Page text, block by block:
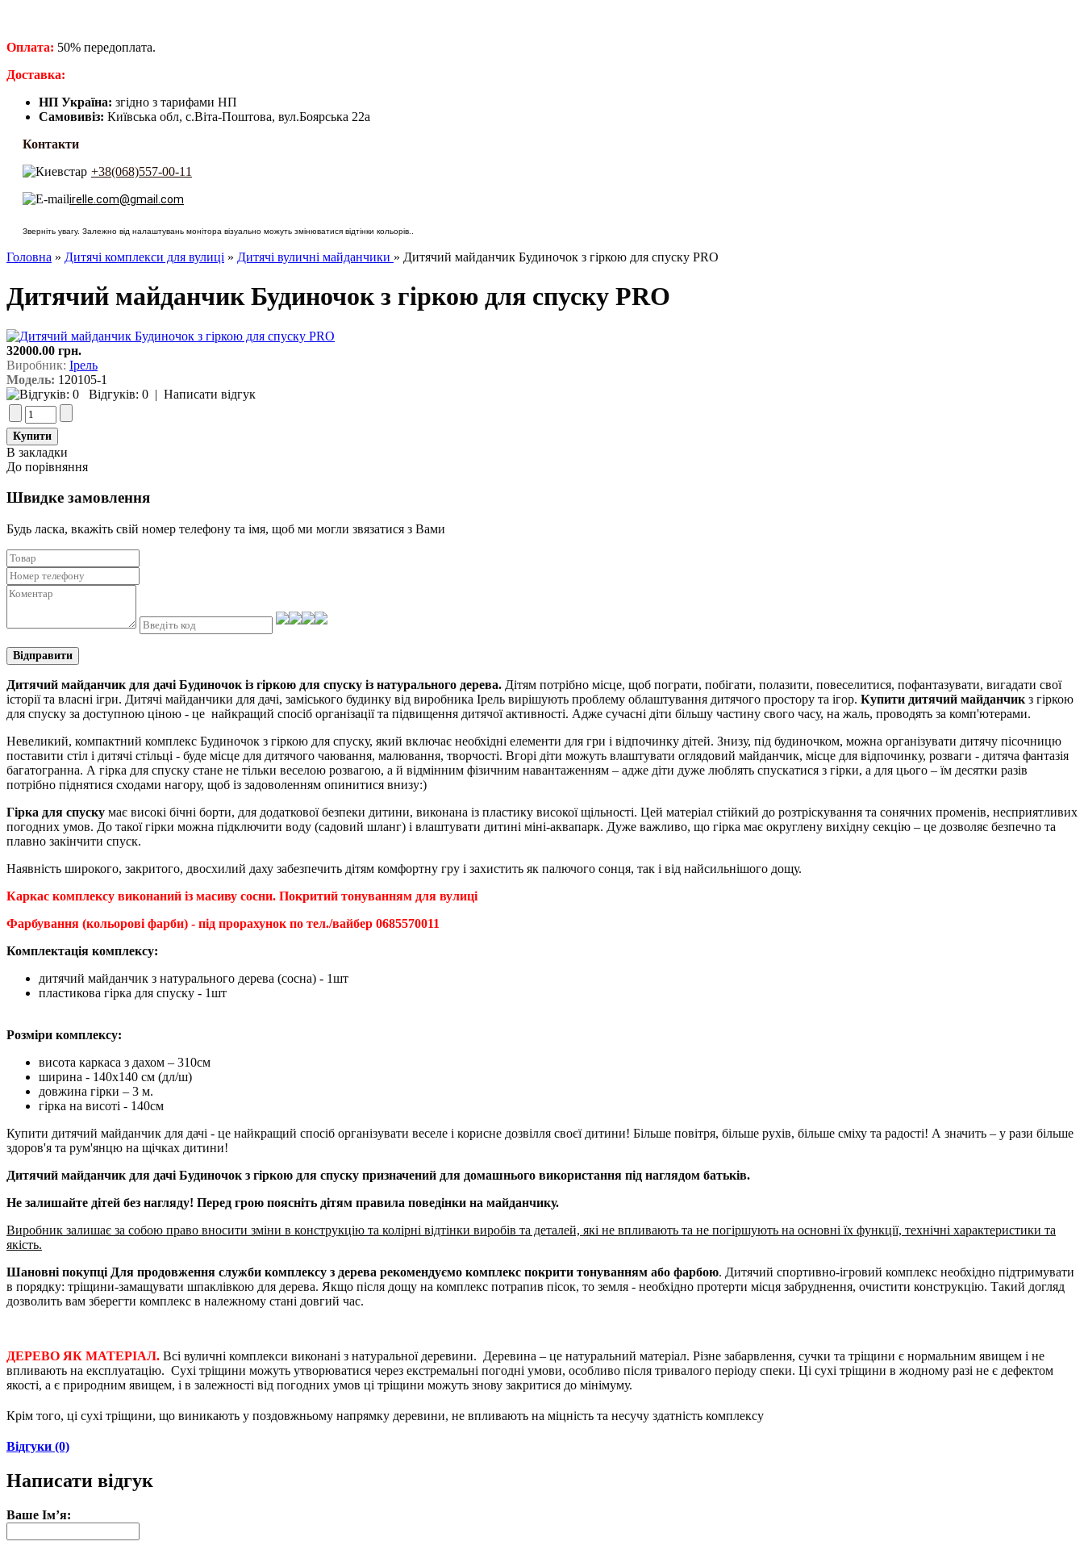
Оплата: 50% передоплата.
​Доставка:
НП Україна: згідно з тарифами НП
Самовивіз: Київська обл, с.Віта-Поштова, вул.Боярська 22а
Контакти
+38(068)557-00-11
irelle.com@gmail.com
Зверніть увагу. Залежно від налаштувань монітора візуально можуть змінюватися відтінки кольорів..
Головна » Дитячі комплекси для вулиці » Дитячі вуличні майданчики » Дитячий майданчик Будиночок з гіркою для спуску PRO
Дитячий майданчик Будиночок з гіркою для спуску PRO
32000.00 грн.
Виробник: Ірель
Модель: 120105-1
Відгуків: 0 | Написати відгук
В закладки
До порівняння
Швидке замовлення
Будь ласка, вкажіть свій номер телефону та iмя, щоб ми могли звязатися з Вами
Відправити
Дитячий майданчик для дачі Будиночок із гіркою для спуску із натурального дерева. Дітям потрібно місце, щоб пограти, побігати, полазити, повеселитися, пофантазувати, вигадати свої
історії та власні ігри. Дитячі майданчики для дачі, заміського будинку від виробника Ірель вирішують проблему облаштування дитячого простору та ігор. Купити дитячий майданчик з гіркою
для спуску за доступною ціною - це найкращий спосіб організації та підвищення дитячої активності. Адже сучасні діти більшу частину свого часу, на жаль, проводять за комп'ютерами.
Невеликий, компактний комплекс Будиночок з гіркою для спуску, який включає необхідні елементи для гри і відпочинку дітей. Знизу, під будиночком, можна організувати дитячу пісочницю
поставити стіл і дитячі стільці - буде місце для дитячого чаювання, малювання, творчості. Вгорі діти можуть влаштувати оглядовий майданчик, місце для відпочинку, розваги - дитяча фантазія
багатогранна. А гірка для спуску стане не тільки веселою розвагою, а й відмінним фізичним навантаженням – адже діти дуже люблять спускатися з гірки, а для цього – їм десятки разів
потрібно піднятися сходами нагору, щоб із задоволенням опинитися внизу:)
Гірка для спуску має високі бічні борти, для додаткової безпеки дитини, виконана із пластику високої щільності. Цей матеріал стійкий до розтріскування та сонячних променів, несприятливих
погодних умов. До такої гірки можна підключити воду (садовий шланг) і влаштувати дитині міні-аквапарк. Дуже важливо, що гірка має округлену вихідну секцію – це дозволяє безпечно та
плавно закінчити спуск.
Наявність широкого, закритого, двосхилий даху забезпечить дітям комфортну гру і захистить як палючого сонця, так і від найсильнішого дощу.
Каркас комплексу виконаний із масиву сосни. Покритий тонуванням для вулиці
Фарбування (кольорові фарби) - під прорахунок по тел./вайбер 0685570011
Комплектація комплексу:
дитячий майданчик з натурального дерева (сосна) - 1шт
пластикова гірка для спуску - 1шт
Розміри комплексу:
висота каркаса з дахом – 310см
ширина - 140х140 см (дл/ш)
довжина гірки – 3 м.
гірка на висоті - 140см
Купити дитячий майданчик для дачі - це найкращий спосіб організувати веселе і корисне дозвілля своєї дитини! Більше повітря, більше рухів, більше сміху та радості! А значить – у рази більше
здоров'я та рум'янцю на щічках дитини!
Дитячий майданчик для дачі Будиночок з гіркою для спуску призначений для домашнього використання під наглядом батьків.
Не залишайте дітей без нагляду! Перед грою поясніть дітям правила поведінки на майданчику.
Виробник залишає за собою право вносити зміни в конструкцію та колірні відтінки виробів та деталей, які не впливають та не погіршують на основні їх функції, технічні характеристики та
якість.
Шановні покупці Для продовження служби комплексу з дерева рекомендуємо комплекс покрити тонуванням або фарбою. Дитячий спортивно-ігровий комплекс необхідно підтримувати
в порядку: тріщини-замащувати шпаклівкою для дерева. Якщо після дощу на комплекс потрапив пісок, то земля - ​​необхідно протерти місця забруднення, очистити конструкцію. Такий догляд
дозволить вам зберегти комплекс в належному стані довгий час.
ДЕРЕВО ЯК МАТЕРІАЛ. Всі вуличні комплекси виконані з натуральної деревини. Деревина – це натуральний матеріал. Різне забарвлення, сучки та тріщини є нормальним явищем і не
впливають на експлуатацію. Сухі тріщини можуть утворюватися через екстремальні погодні умови, особливо після тривалого періоду спеки. Ці сухі тріщини в жодному разі не є дефектом
якості, а є природним явищем, і в залежності від погодних умов ці тріщини можуть знову закритися до мінімуму.
Крім того, ці сухі тріщини, що виникають у поздовжньому напрямку деревини, не впливають на міцність та несучу здатність комплексу
Відгуки (0)
Написати відгук
Ваше Ім’я: